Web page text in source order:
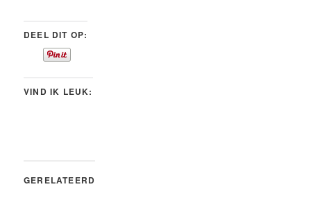
DEEL DIT OP:
VIND IK LEUK:
GERELATEERD